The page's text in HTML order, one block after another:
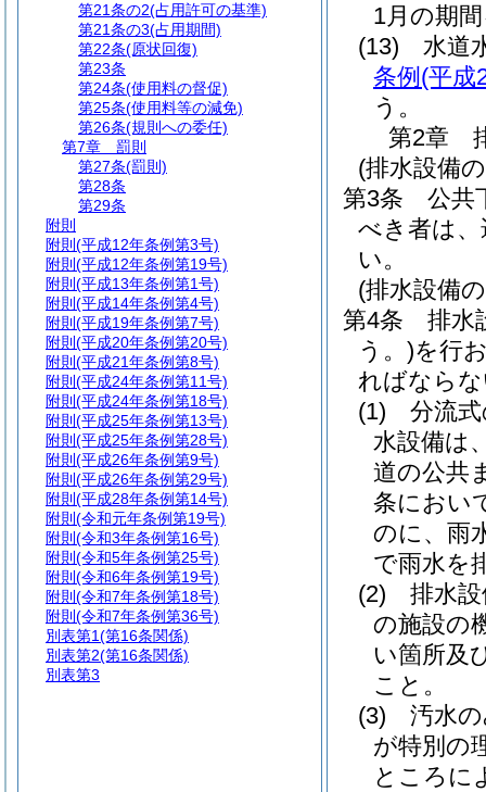
1月の期
(13)
水
条例 (平成
う。
第2章
(排水設備
第3条
公共
べき者は
い。
(排水設備
第4条
排水
う。)を行
ればなら
(1)
分流
水設備は
道の公共
条におい
のに、雨
で雨水を
(2)
排水
の施設の
い箇所及
こと。
(3)
汚水
が特別の
ところに
第21条の2(占用許可の基準)
第21条の3(占用期間)
第22条(原状回復)
第23条
第24条(使用料の督促)
第25条(使用料等の減免)
第26条(規則への委任)
第7章
罰則
第27条(罰則)
第28条
第29条
附則
附則 (平成12年条例第3号)
附則 (平成12年条例第19号)
附則 (平成13年条例第1号)
附則 (平成14年条例第4号)
附則 (平成19年条例第7号)
附則 (平成20年条例第20号)
附則 (平成21年条例第8号)
附則 (平成24年条例第11号)
附則 (平成24年条例第18号)
附則 (平成25年条例第13号)
附則 (平成25年条例第28号)
附則 (平成26年条例第9号)
附則 (平成26年条例第29号)
附則 (平成28年条例第14号)
附則 (令和元年条例第19号)
附則 (令和3年条例第16号)
附則 (令和5年条例第25号)
附則 (令和6年条例第19号)
附則 (令和7年条例第18号)
附則 (令和7年条例第36号)
別表第1(第16条関係)
別表第2(第16条関係)
別表第3